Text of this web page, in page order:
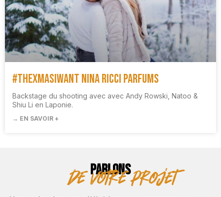
#TheXMasIWant Nina Ricci Parfums
Backstage du shooting avec avec Andy Rowski, Natoo &
Shiu Li en Laponie.
→ EN SAVOIR +
PARLONS
de votre projet